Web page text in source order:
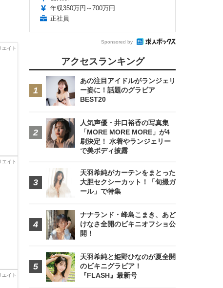
年収350万円～700万円
正社員
Sponsored by
アクセスランキング
あの注目アイドルがランジェリ
ー姿に！話題のグラビア
BEST20
人気声優・井口裕香の写真集
「MORE MORE MORE」が4
刷決定！ 水着やランジェリー
で美ボディ披露
天羽希純がカーテンをまとった
大胆セクシーカット！「旬撮ガ
ール」で特集
ナナランド・峰島こまき、あど
けなさ全開のビキニオフショ公
開！
天羽希純と姫野ひなのが夏全開
のビキニグラビア！
『FLASH』最新号